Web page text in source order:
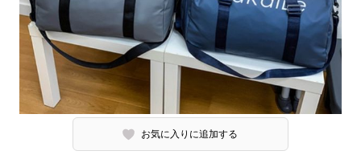
お気に入りに追加する